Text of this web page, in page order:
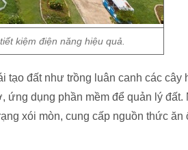
kiệm điện năng hiệu quả.
tạo đất như trồng luân canh các cây
ứng dụng phần mềm để quản lý đất.
xói mòn, cung cấp nguồn thức ăn